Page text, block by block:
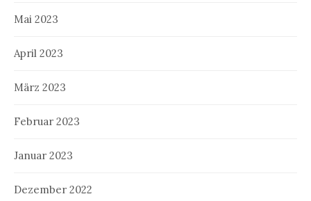
Mai 2023
April 2023
März 2023
Februar 2023
Januar 2023
Dezember 2022